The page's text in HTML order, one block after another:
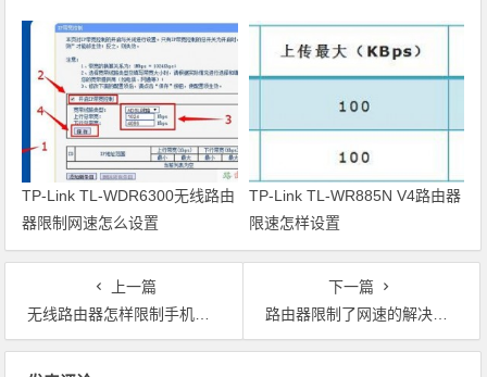
TP-Link TL-WDR6300无线路由
器限制网速怎么设置
TP-Link TL-WR885N V4路由器
限速怎样设置
上一篇
无线路由器怎样限制手机上网速度
下一篇
路由器限制了网速的解决方法